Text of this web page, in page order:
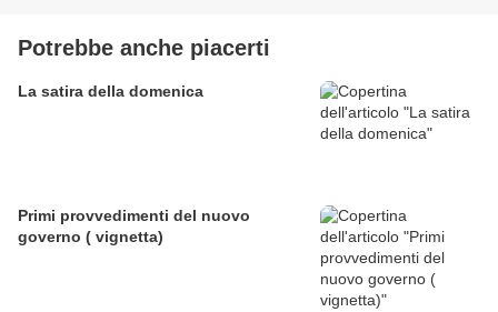
Potrebbe anche piacerti
La satira della domenica
Primi provvedimenti del nuovo
governo ( vignetta)